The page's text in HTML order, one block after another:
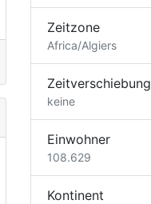
Zeitzone
Africa/Algiers
Zeitverschiebung
keine
Einwohner
108.629
Kontinent